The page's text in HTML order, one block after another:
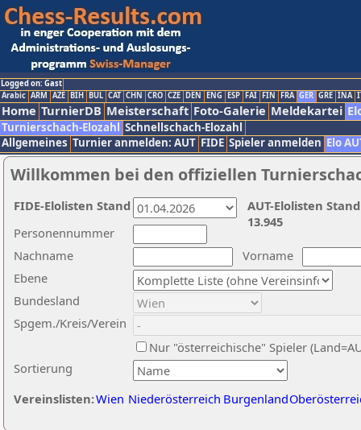
Logged on: Gast
Arabic ARM AZE BIH BUL CAT CHN CRO CZE DEN ENG ESP FAI FIN FRA GER GRE INA
Home TurnierDB Meisterschaft Foto-Galerie Meldekartei
Turnierschach-Elozahl Schnellschach-Elozahl
Allgemeines Turnier anmelden: AUT FIDE Spieler anmelden Elo
Willkommen bei den offiziellen
Nachname
Vorname
Ebene
Sortierung
Personennummer
Bundesland
Spgem./Kreis/Verein
Nur "österreichische" Spieler
Vereinslisten:Wien Niederösterreich Burgenland
AUT-Elolisten
13.945
FIDE-Elolisten Stand